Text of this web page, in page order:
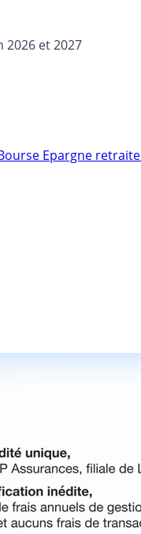
2026 et 2027
Epargne retraite